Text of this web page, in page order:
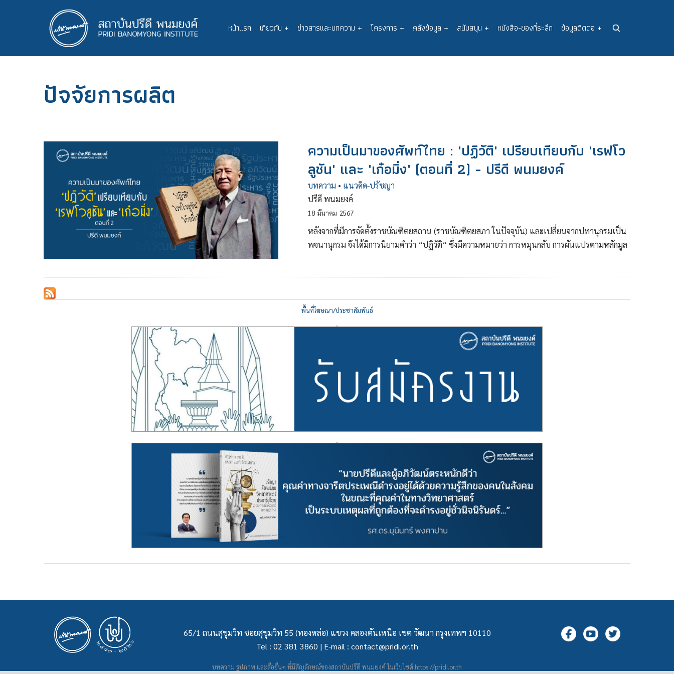
Main
navigation
หน้าแรก เกี่ยวกับ + ข่าวสารและบทความ + โครงการ + คลังข้อมูล + สนับสนุน + หนังสือ-ของที่ระลึก ข้อมูลติดต่อ +
ปัจจัยการผลิต
ความเป็นมาของศัพท์ไทย : 'ปฏิวัติ' เปรียบเทียบกับ 'เรฟโว
ลูชัน' และ 'เก๋อมิ่ง' (ตอนที่ 2) - ปรีดี พนมยงค์
บทความ • แนวคิด-ปรัชญา
ปรีดี พนมยงค์
18 มีนาคม 2567
หลังจากที่มีการจัดตั้งราชบัณฑิตยสถาน (ราชบัณฑิตยสภา ในปัจจุบัน) และเปลี่ยนจากปทานุกรมเป็น
พจนานุกรม จึงได้มีการนิยามคำว่า “ปฏิวัติ“ ซึ่งมีความหมายว่า การหมุนกลับ การผันแปรตามหลักมูล
พื้นที่โฆษณา/ประชาสัมพันธ์
65/1 ถนนสุขุมวิท ซอยสุขุมวิท 55 (ทองหล่อ) แขวง คลองตันเหนือ เขต วัฒนา กรุงเทพฯ 10110
Tel : 02 381 3860 | E-mail : contact@pridi.or.th
บทความ รูปภาพ และสื่ออื่นๆ ที่มีสัญลักษณ์ของสถาบันปรีดี พนมยงค์ ในเว็บไซต์ https://pridi.or.th